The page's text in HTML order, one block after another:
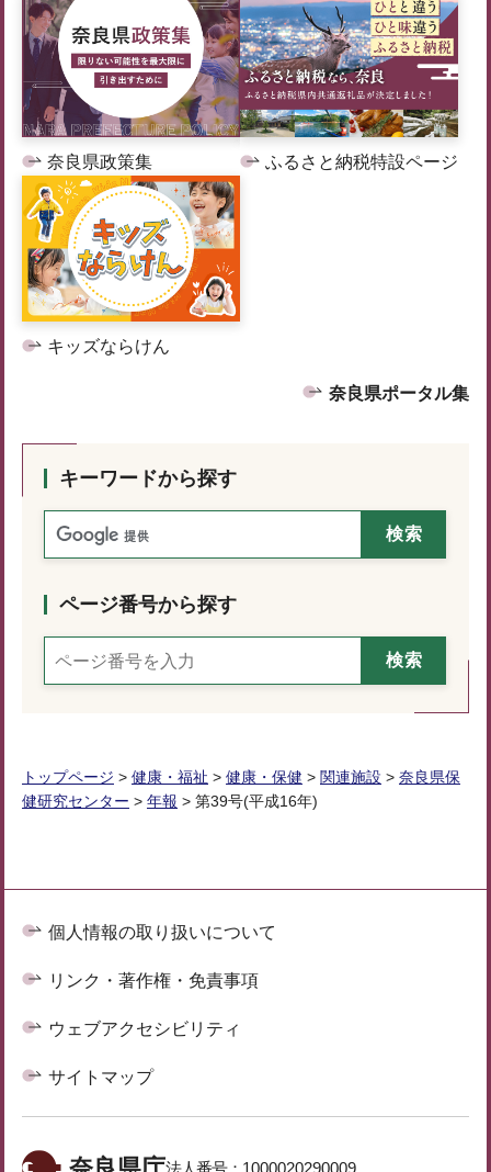
奈良県政策集 ふるさと納税特設ページ
キッズならけん
奈良県ポータル集
キーワードから探す
ページ番号から探す
トップページ > 健康・福祉 > 健康・保健 > 関連施設 > 奈良県保
健研究センター > 年報 > 第39号(平成16年)
個人情報の取り扱いについて
リンク・著作権・免責事項
ウェブアクセシビリティ
サイトマップ
法人番号： 1000020290009